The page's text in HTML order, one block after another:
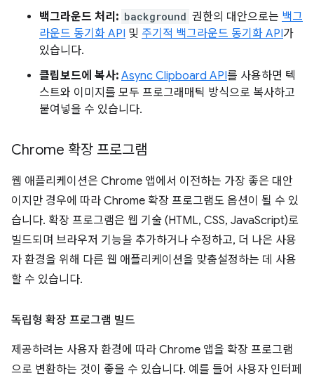
백그라운드 처리: background 권한의 대안으로는 백그
라운드 동기화 API 및 주기적 백그라운드 동기화 API가
있습니다.
클립보드에 복사: Async Clipboard API를 사용하면 텍
스트와 이미지를 모두 프로그래매틱 방식으로 복사하고
붙여넣을 수 있습니다.
Chrome 확장 프로그램
웹 애플리케이션은 Chrome 앱에서 이전하는 가장 좋은 대안
이지만 경우에 따라 Chrome 확장 프로그램도 옵션이 될 수 있
습니다. 확장 프로그램은 웹 기술 (HTML, CSS, JavaScript)로
빌드되며 브라우저 기능을 추가하거나 수정하고, 더 나은 사용
자 환경을 위해 다른 웹 애플리케이션을 맞춤설정하는 데 사용
할 수 있습니다.
독립형 확장 프로그램 빌드
제공하려는 사용자 환경에 따라 Chrome 앱을 확장 프로그램
으로 변환하는 것이 좋을 수 있습니다. 예를 들어 사용자 인터페